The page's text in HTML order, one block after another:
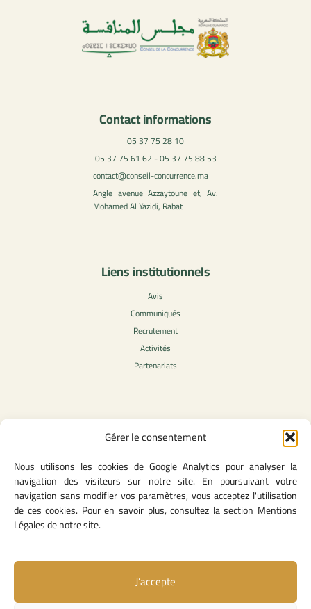
Gérer le consentement
Nous utilisons les cookies de Google Analytics pour analyser la
navigation des visiteurs sur notre site. En poursuivant votre
navigation sans modifier vos paramètres, vous acceptez l'utilisation
de ces cookies. Pour en savoir plus, consultez la section Mentions
Légales de notre site.
J’accepte
Contact informations
05 37 75 28 10
05 37 75 61 62 - 05 37 75 88 53
contact@conseil-concurrence.ma
Angle avenue Azzaytoune et, Av.
Mohamed Al Yazidi, Rabat
Liens institutionnels
Avis
Communiqués
Recrutement
Activités
Partenariats
Contenu légale
CGU
Mentions légales
Politique des cookies
Lien utiles
Contact